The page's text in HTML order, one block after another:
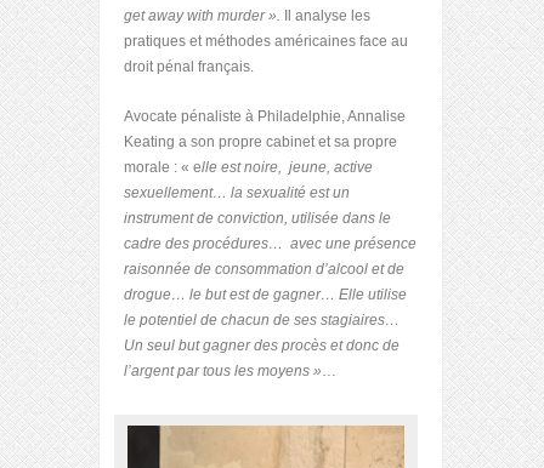
get away with murder ».
Il analyse les
pratiques et méthodes américaines face au
droit pénal français.
Avocate pénaliste à Philadelphie, Annalise
Keating a son propre cabinet et sa propre
morale : « elle est noire, jeune, active
sexuellement… la sexualité est un
instrument de conviction, utilisée dans le
cadre des procédures… avec une présence
raisonnée de consommation d’alcool et de
drogue… le but est de gagner… Elle utilise
le potentiel de chacun de ses stagiaires…
Un seul but gagner des procès et donc de
l’argent par tous les moyens »…